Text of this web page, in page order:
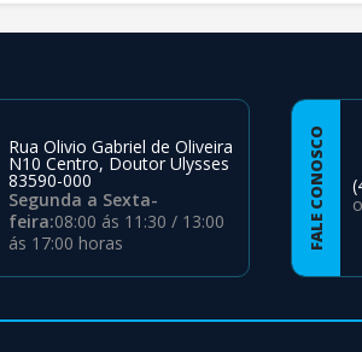
Rua Olivio Gabriel de Oliveira
N10 Centro, Doutor Ulysses
83590-000
Segunda a Sexta-
feira:08:00 ás 11:30 / 13:00
ás 17:00 horas
FALE CONOSCO